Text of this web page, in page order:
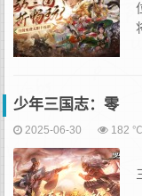
少年三国志：零
2025-06-30 182 ℃